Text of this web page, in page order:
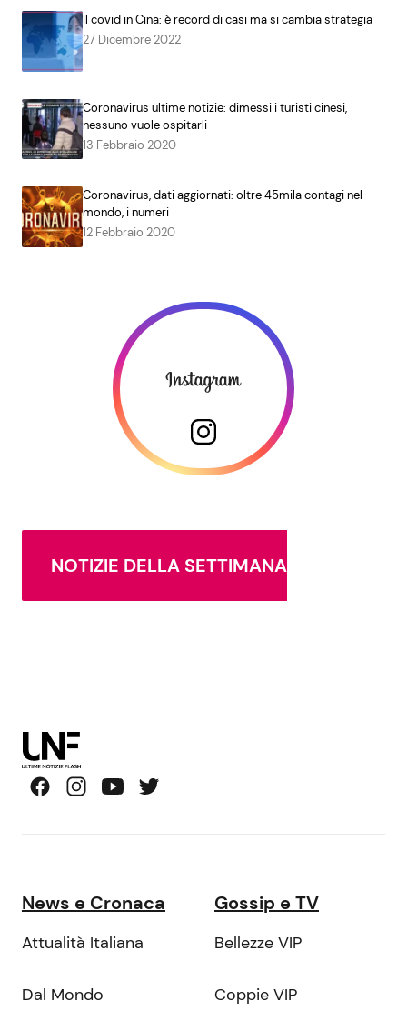
Il covid in Cina: è record di casi ma si cambia strategia
27 Dicembre 2022
Coronavirus ultime notizie: dimessi i turisti cinesi,
nessuno vuole ospitarli
13 Febbraio 2020
Coronavirus, dati aggiornati: oltre 45mila contagi nel
mondo, i numeri
12 Febbraio 2020
NOTIZIE DELLA SETTIMANA
News e Cronaca
Attualità Italiana
Dal Mondo
Gossip e TV
Bellezze VIP
Coppie VIP